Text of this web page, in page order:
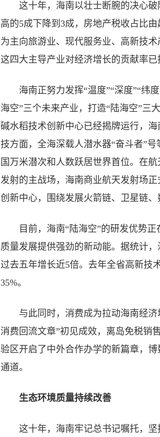
这十年，海南以壮士断腕的决心破
高的5成下降到3成，房地产税收占比
为主向旅游业、现代服务业、高新技
这四大主导产业对经济增长的贡献率已
海南正努力发挥“温度”“深度”“纬度
海空”三个未来产业，打造“陆海空”三
碱水稻技术创新中心已经揭牌运行，
技方面，全海深载人潜水器“奋斗者”
国万米潜次和人数跃居世界首位。在
发射的主战场，海南商业航天发射场
创新中心，围绕发展火箭链、卫星链
目前，海南“陆海空”的研发优势正
质量发展提供强劲的新动能。据统计
过去五年增长近5倍。去年全省高新技
35%。
与此同时，消费成为拉动海南经济
消费回流文章”初见成效，离岛免税销
验区开启了中外合作办学的新篇章，
通道。
生态环境质量持续改善
这十年，海南牢记总书记嘱托，坚